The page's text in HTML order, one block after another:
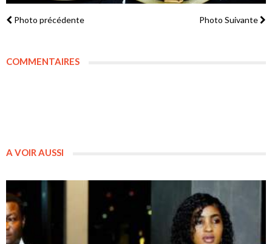
Photo précédente Photo Suivante
COMMENTAIRES
A VOIR AUSSI